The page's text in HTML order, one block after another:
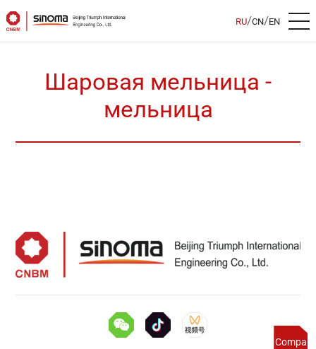
RU/CN/EN
Compa
Шаровая мельница -
мельница